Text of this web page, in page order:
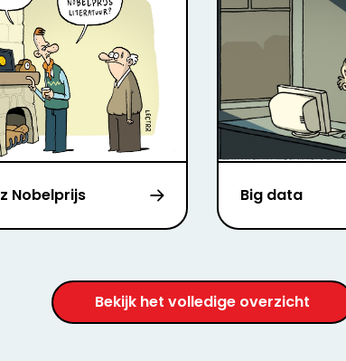
Nobelprijs Big data
Bekijk het volledige overzicht